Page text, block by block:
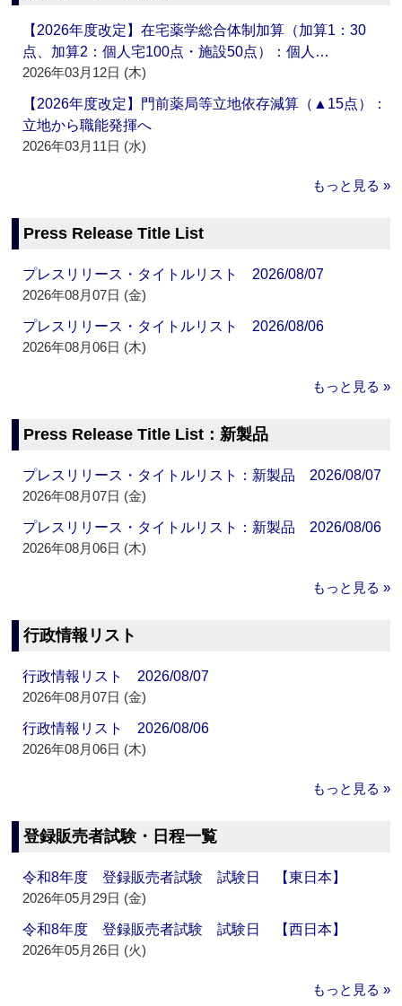
【2026年度改定】在宅薬学総合体制加算（加算1：30
点、加算2：個人宅100点・施設50点）：個人…
2026年03月12日 (木)
【2026年度改定】門前薬局等立地依存減算（▲15点）：
立地から職能発揮へ
2026年03月11日 (水)
もっと見る »
Press Release Title List
プレスリリース・タイトルリスト 2026/08/07
2026年08月07日 (金)
プレスリリース・タイトルリスト 2026/08/06
2026年08月06日 (木)
もっと見る »
Press Release Title List：新製品
プレスリリース・タイトルリスト：新製品 2026/08/07
2026年08月07日 (金)
プレスリリース・タイトルリスト：新製品 2026/08/06
2026年08月06日 (木)
もっと見る »
行政情報リスト
行政情報リスト 2026/08/07
2026年08月07日 (金)
行政情報リスト 2026/08/06
2026年08月06日 (木)
もっと見る »
登録販売者試験・日程一覧
令和8年度 登録販売者試験 試験日 【東日本】
2026年05月29日 (金)
令和8年度 登録販売者試験 試験日 【西日本】
2026年05月26日 (火)
もっと見る »